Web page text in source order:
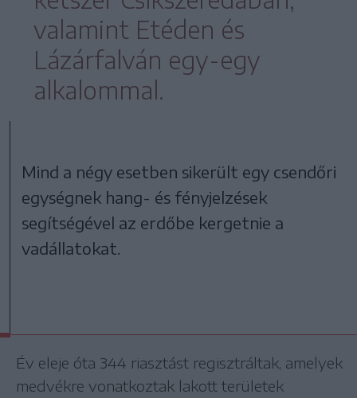
valamint Etéden és
Lázárfalván egy-egy
alkalommal.
Mind a négy esetben sikerült egy csendőri
egységnek hang- és fényjelzések
segítségével az erdőbe kergetnie a
vadállatokat.
Év eleje óta 344 riasztást regisztráltak, amelyek
medvékre vonatkoztak lakott területek